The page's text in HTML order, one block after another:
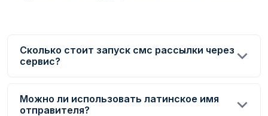
Сколько стоит запуск смс рассылки через
сервис?
Можно ли использовать латинское имя
отправителя?